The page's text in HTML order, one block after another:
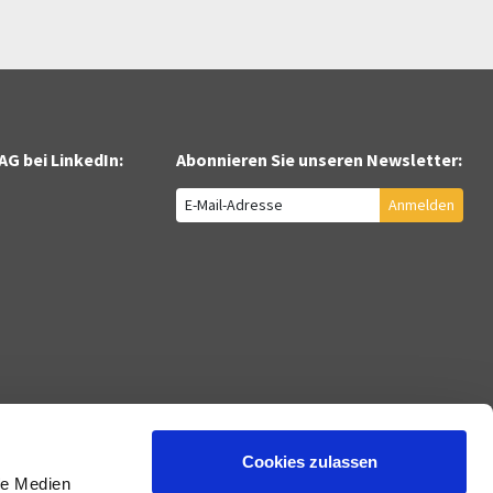
Medien
Cookies zulassen
bei LinkedIn: Abonnieren Sie unseren Newsletter:
Anmelden
Bildungsträger